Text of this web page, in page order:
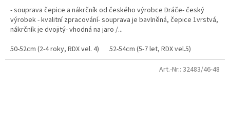
- souprava čepice a nákrčník od českého výrobce Dráče- český
výrobek - kvalitní zpracování- souprava je bavlněná, čepice 1vrstvá,
nákrčník je dvojitý- vhodná na jaro /...
50-52cm (2-4 roky, RDX vel. 4)
52-54cm (5-7 let, RDX vel.5)
Art.-Nr.: 32483/46-48